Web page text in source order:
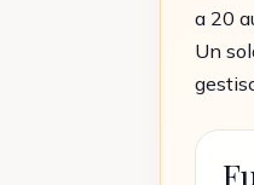
a 20
Un